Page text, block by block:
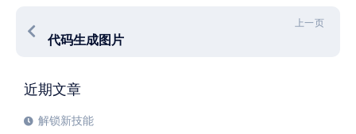
上一页
代码生成图片
近期文章
解锁新技能